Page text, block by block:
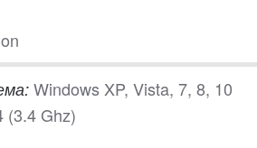
Windows XP, Vista, 7, 8, 10
(3.4 Ghz)